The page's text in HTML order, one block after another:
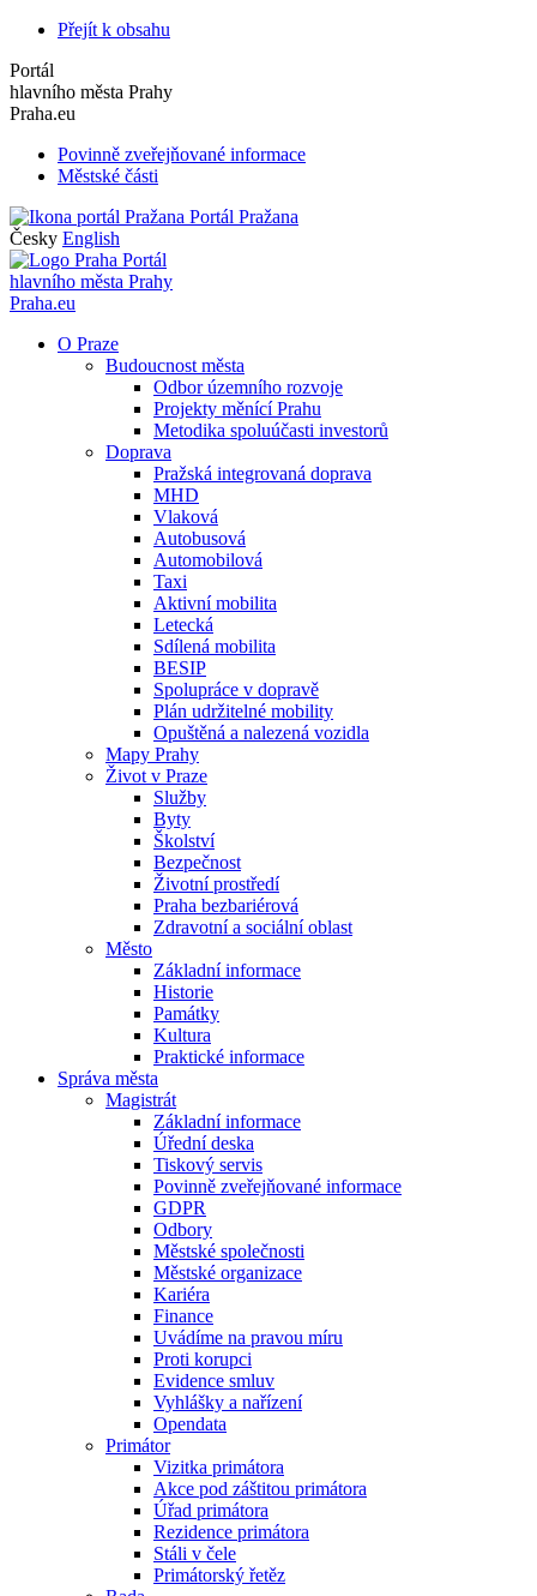
Přejít k obsahu
Portál
hlavního města Prahy
Praha.eu
Povinně zveřejňované informace
Městské části
Portál Pražana
Česky English
Portál
hlavního města Prahy
Praha.eu
O Praze
Budoucnost města
Odbor územního rozvoje
Projekty měnící Prahu
Metodika spoluúčasti investorů
Doprava
Pražská integrovaná doprava
MHD
Vlaková
Autobusová
Automobilová
Taxi
Aktivní mobilita
Letecká
Sdílená mobilita
BESIP
Spolupráce v dopravě
Plán udržitelné mobility
Opuštěná a nalezená vozidla
Mapy Prahy
Život v Praze
Služby
Byty
Školství
Bezpečnost
Životní prostředí
Praha bezbariérová
Zdravotní a sociální oblast
Město
Základní informace
Historie
Památky
Kultura
Praktické informace
Správa města
Magistrát
Základní informace
Úřední deska
Tiskový servis
Povinně zveřejňované informace
GDPR
Odbory
Městské společnosti
Městské organizace
Kariéra
Finance
Uvádíme na pravou míru
Proti korupci
Evidence smluv
Vyhlášky a nařízení
Opendata
Primátor
Vizitka primátora
Akce pod záštitou primátora
Úřad primátora
Rezidence primátora
Stáli v čele
Primátorský řetěz